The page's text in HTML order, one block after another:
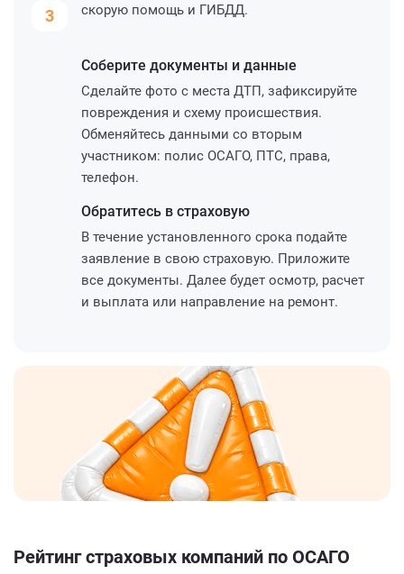
3
скорую помощь и ГИБДД.
Соберите документы и данные
Сделайте фото с места ДТП, зафиксируйте
повреждения и схему происшествия.
Обменяйтесь данными со вторым
участником: полис ОСАГО, ПТС, права,
телефон.
Обратитесь в страховую
В течение установленного срока подайте
заявление в свою страховую. Приложите
все документы. Далее будет осмотр, расчет
и выплата или направление на ремонт.
Рейтинг страховых компаний по ОСАГО